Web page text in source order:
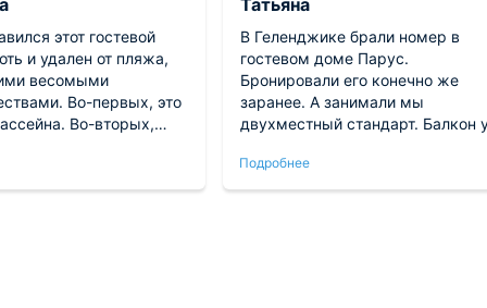
этот гостевой
и удален от пляжа,
весомыми
Во-первых, это
Во-вторых,
семейной
со своей ванной
Татьяна
В Геленджике брали номер в
гостевом доме Парус.
Бронировали его конечно же
заранее. А занимали мы
двухместный стандарт. Балкон
очень радовал. В номере хорошо
продумано пространство. И
Подробнее